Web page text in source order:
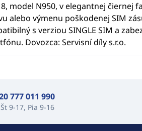
model N950, v elegantnej čiernej
alebo výmenu poškodenej SIM
s verziou SINGLE SIM a
Dovozca: Servisní díly s.r.o.
777 011 990
9-17, Pia 9-16